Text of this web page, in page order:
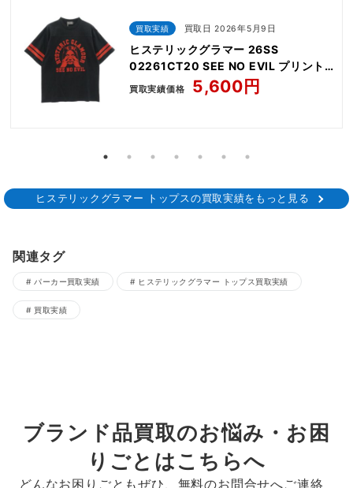
買取実績 買取日 2026年5月9日
ヒステリックグラマー 26SS
02261CT20 SEE NO EVIL プリント
半袖 Tシャツ
買取実績価格 5,600円
ヒステリックグラマー トップスの買取実績をもっと見る
関連タグ
パーカー買取実績 ヒステリックグラマー トップス買取実績
買取実績
ブランド品買取のお悩み・お困
りごとはこちらへ
どんなお困りごともぜひ、無料のお問合せへご連絡